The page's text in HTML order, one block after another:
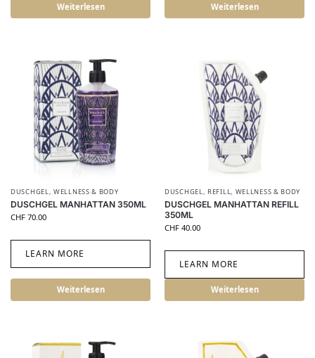
Weiterlesen Weiterlesen
DUSCHGEL,WELLNESS & BODY
DUSCHGEL MANHATTAN 350ML
CHF 70.00
LEARN MORE
Weiterlesen
DUSCHGEL, REFILL, WELLNESS & BODY
DUSCHGEL MANHATTAN REFILL
350ML
CHF 40.00
LEARN MORE
Weiterlesen